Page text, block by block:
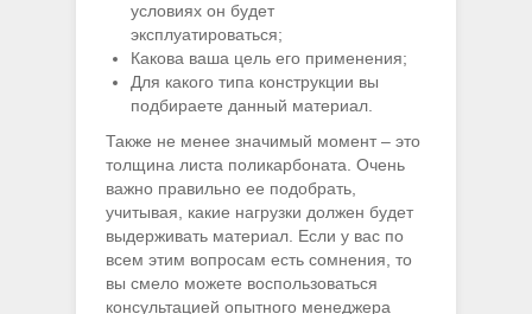
условиях он будет
эксплуатироваться;
Какова ваша цель его применения;
Для какого типа конструкции вы
подбираете данный материал.
Также не менее значимый момент – это
толщина листа поликарбоната. Очень
важно правильно ее подобрать,
учитывая, какие нагрузки должен будет
выдерживать материал. Если у вас по
всем этим вопросам есть сомнения, то
вы смело можете воспользоваться
консультацией опытного менеджера